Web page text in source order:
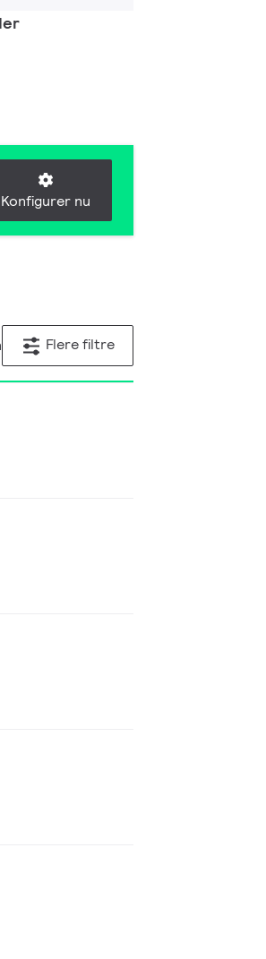
Konfigurer nu
Flere filtre